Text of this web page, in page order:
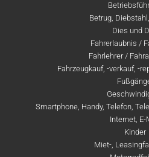
Betrug,
Dies und
Fahrerlaubnis /
Fahrlehrer /
Fahrzeugkauf, -verkauf, -
Smartphone, Handy, Telefon,
Internet, E-
Kinder
Miet-,